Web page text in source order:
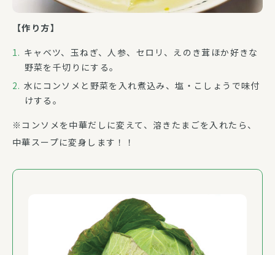
【作り方】
キャベツ、玉ねぎ、人参、セロリ、えのき茸ほか好きな
野菜を千切りにする。
水にコンソメと野菜を入れ煮込み、塩・こしょうで味付
けする。
※コンソメを中華だしに変えて、溶きたまごを入れたら、
中華スープに変身します！！